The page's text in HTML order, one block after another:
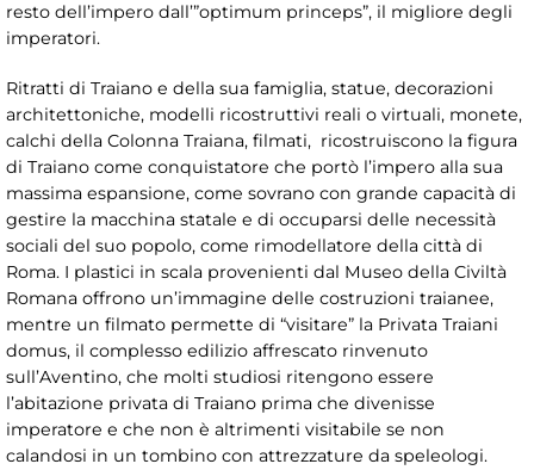
resto dell’impero dall’”optimum princeps”, il migliore degli
imperatori.
Ritratti di Traiano e della sua famiglia, statue, decorazioni
architettoniche, modelli ricostruttivi reali o virtuali, monete,
calchi della Colonna Traiana, filmati, ricostruiscono la figura
di Traiano come conquistatore che portò l’impero alla sua
massima espansione, come sovrano con grande capacità di
gestire la macchina statale e di occuparsi delle necessità
sociali del suo popolo, come rimodellatore della città di
Roma. I plastici in scala provenienti dal Museo della Civiltà
Romana offrono un’immagine delle costruzioni traianee,
mentre un filmato permette di “visitare” la Privata Traiani
domus, il complesso edilizio affrescato rinvenuto
sull’Aventino, che molti studiosi ritengono essere
l’abitazione privata di Traiano prima che divenisse
imperatore e che non è altrimenti visitabile se non
calandosi in un tombino con attrezzature da speleologi.